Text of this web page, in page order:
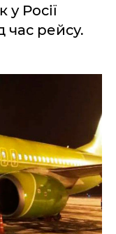
Росії
час рейсу.